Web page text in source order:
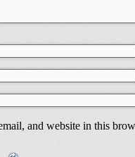
and website in this